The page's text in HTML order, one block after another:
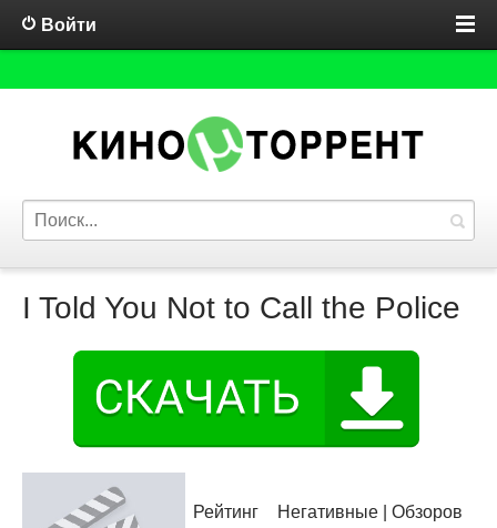
Войти
I Told You Not to Call the Police
Рейтинг
Негативные | Обзоров